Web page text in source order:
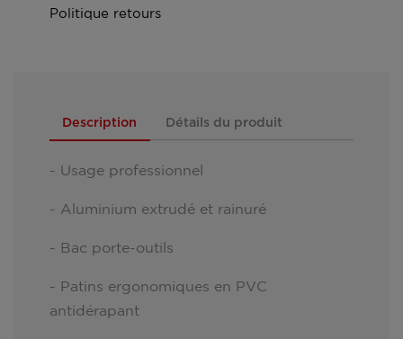
Politique retours
Description Détails du produit
- Usage professionnel
- Aluminium extrudé et rainuré
- Bac porte-outils
- Patins ergonomiques en PVC
antidérapant